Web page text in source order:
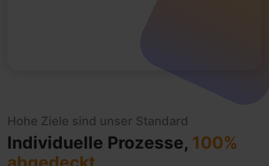
Hohe Ziele sind unser Standard
Individuelle Prozesse, 100%